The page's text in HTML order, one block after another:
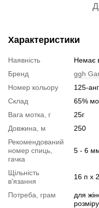
Характеристики
Наявність
Немає
Бренд
ggh
Номер кольору
125-
Склад
65%
Вага мотка, г
25г
Довжина, м
250
Рекомендований
номер спиць,
гачка
5 - 6
Щільність
в'язання
16 п х
Потреба, грам
для